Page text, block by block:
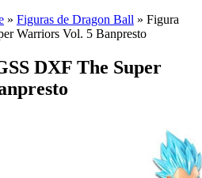
» Figuras de Dragon Ball » Figura
Warriors Vol. 5 Banpresto
DXF The Super